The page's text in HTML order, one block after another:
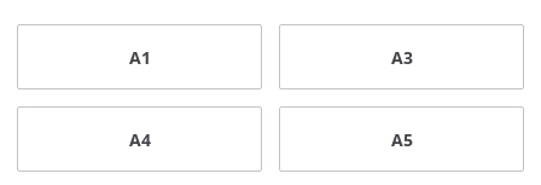
A1 A3
A4 A5